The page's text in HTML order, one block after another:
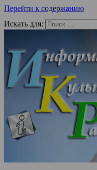
Перейти к содержанию
Искать для: